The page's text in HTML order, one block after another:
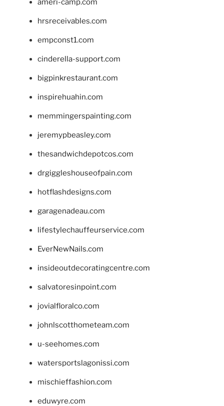
ameri-camp.com
hrsreceivables.com
empconst1.com
cinderella-support.com
bigpinkrestaurant.com
inspirehuahin.com
memmingerspainting.com
jeremypbeasley.com
thesandwichdepotcos.com
drgiggleshouseofpain.com
hotflashdesigns.com
garagenadeau.com
lifestylechauffeurservice.com
EverNewNails.com
insideoutdecoratingcentre.com
salvatoresinpoint.com
jovialfloralco.com
johnlscotthometeam.com
u-seehomes.com
watersportslagonissi.com
mischieffashion.com
eduwyre.com